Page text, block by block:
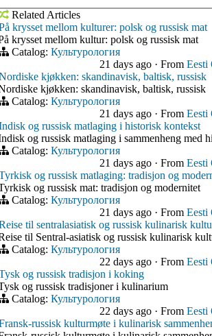
Related Articles
krysset mellom kulturer: polsk og russisk mat
krysset mellom kultur: polsk og russisk mat
Catalog: Культурология
21 days ago · From Eesti
kjøkken: skandinavisk, baltisk, russisk
kjøkken: skandinavisk, baltisk, russisk
Catalog: Культурология
21 days ago · From Eesti
og russisk matlaging i historisk kontekst
og russisk matlaging i sammenheng med
Catalog: Культурология
21 days ago · From Eesti
og russisk matlaging: tradisjon og
og russisk mat: tradisjon og modernitet
Catalog: Культурология
21 days ago · From Eesti
til sentralasiatisk og russisk kulinarisk
til Sentral-asiatisk og russisk kulinarisk
Catalog: Культурология
22 days ago · From Eesti
og russisk tradisjon i koking
og russisk tradisjoner i kulinarium
Catalog: Культурология
22 days ago · From Eesti
russisk kulturmøte i kulinarisk